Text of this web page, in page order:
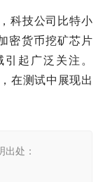
科技公司比特小
密货币挖矿芯片
起广泛关注。
在测试中展现出
处：